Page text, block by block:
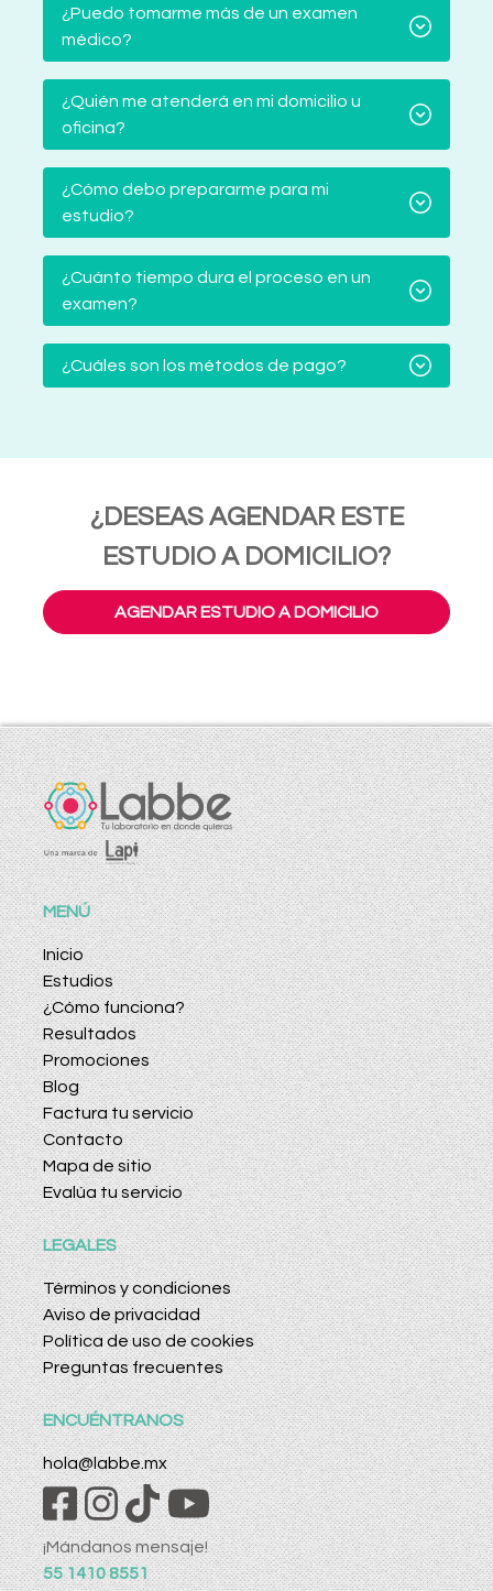
¿Puedo tomarme más de un examen
médico?
¿Quién me atenderá en mi domicilio u
oficina?
¿Cómo debo prepararme para mi
estudio?
¿Cuánto tiempo dura el proceso en un
examen?
¿Cuáles son los métodos de pago?
¿DESEAS AGENDAR ESTE
ESTUDIO A DOMICILIO?
AGENDAR ESTUDIO A DOMICILIO
MENÚ
Inicio
Estudios
¿Cómo funciona?
Resultados
Promociones
Blog
Factura tu servicio
Contacto
Mapa de sitio
Evalúa tu servicio
LEGALES
Términos y condiciones
Aviso de privacidad
Política de uso de cookies
Preguntas frecuentes
ENCUÉNTRANOS
hola@labbe.mx
¡Mándanos mensaje!
55 1410 8551